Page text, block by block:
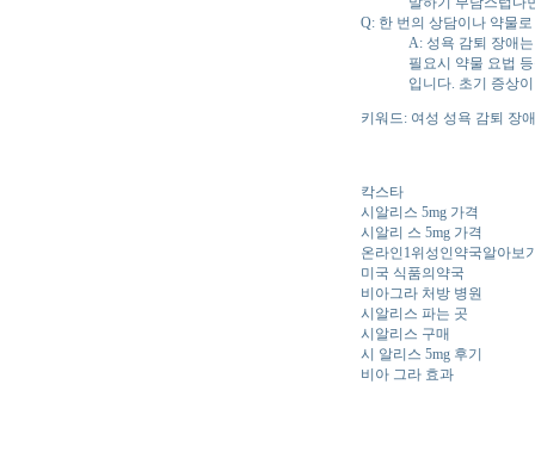
Q: 한 번의 상담이나 약물
A: 성욕 감퇴 장애
필요시 약물 요법
입니다. 초기 증상
키워드: 여성 성욕 감퇴 장
칵스타
시알리스 5mg 가격
시알리 스 5mg 가격
온라인1위성인약국알아보
미국 식품의약국
비아그라 처방 병원
시알리스 파는 곳
시알리스 구매
시 알리스 5mg 후기
비아 그라 효과